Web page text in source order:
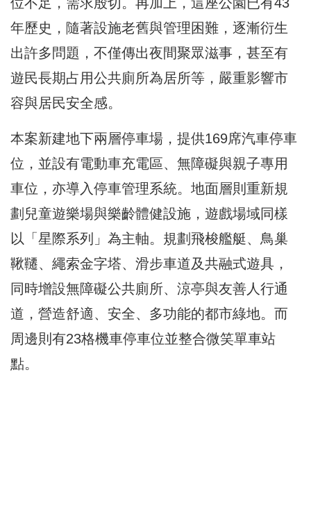
年歷史，隨著設施老舊與管理困難，逐漸衍生
出許多問題，不僅傳出夜間聚眾滋事，甚至有
遊民長期占用公共廁所為居所等，嚴重影響市
容與居民安全感。
本案新建地下兩層停車場，提供169席汽車停車
位，並設有電動車充電區、無障礙與親子專用
車位，亦導入停車管理系統。地面層則重新規
劃兒童遊樂場與樂齡體健設施，遊戲場域同樣
以「星際系列」為主軸。規劃飛梭艦艇、鳥巢
鞦韆、繩索金字塔、滑步車道及共融式遊具，
同時增設無障礙公共廁所、涼亭與友善人行通
道，營造舒適、安全、多功能的都市綠地。而
周邊則有23格機車停車位並整合微笑單車站
點。